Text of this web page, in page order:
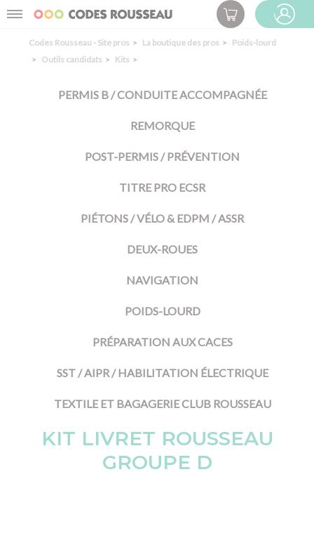
Menu
ESPACE PRO
Codes Rousseau - Site pros La boutique des pros
Poids-lourd
Outils candidats
Kits
PERMIS B / CONDUITE ACCOMPAGNÉE
REMORQUE
POST-PERMIS / PRÉVENTION
TITRE PRO ECSR
PIÉTONS / VÉLO & EDPM / ASSR
DEUX-ROUES
NAVIGATION
POIDS-LOURD
PRÉPARATION AUX CACES
SST / AIPR / HABILITATION ÉLECTRIQUE
TEXTILE ET BAGAGERIE CLUB ROUSSEAU
KIT LIVRET ROUSSEAU
GROUPE D
Panneau de gestion des cookies